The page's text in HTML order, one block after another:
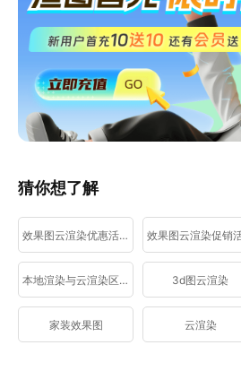
猜你想了解
效果图云渲染优惠活动
本地渲染与云渲染区别 3d图云渲染
家装效果图 云渲染